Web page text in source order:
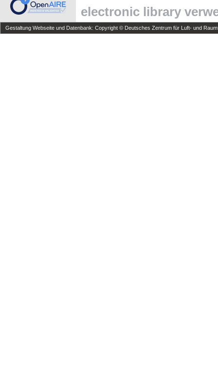
electronic library
Gestaltung Webseite und Datenbank: Copyright © Deutsches Zentrum für Luft- und